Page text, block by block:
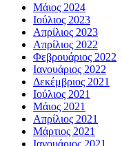
Μάιος 2024
Ιούλιος 2023
Απρίλιος 2023
Απρίλιος 2022
Φεβρουάριος 2022
Ιανουάριος 2022
Δεκέμβριος 2021
Ιούλιος 2021
Μάιος 2021
Απρίλιος 2021
Μάρτιος 2021
Ιανουάριος 2021